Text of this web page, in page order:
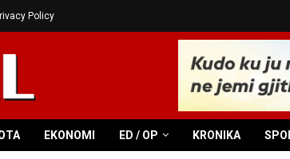
Policy
EKONOMI ED / OP KRONIKA